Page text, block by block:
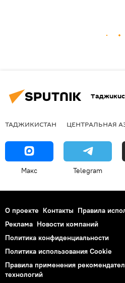
ТАДЖИКИСТАН ЦЕНТРАЛЬНАЯ
Макс Telegram
О проекте Контакты Правила
Реклама Новости компаний
Политика конфиденциальности
Политика использования Cookie
Правила применения
технологий